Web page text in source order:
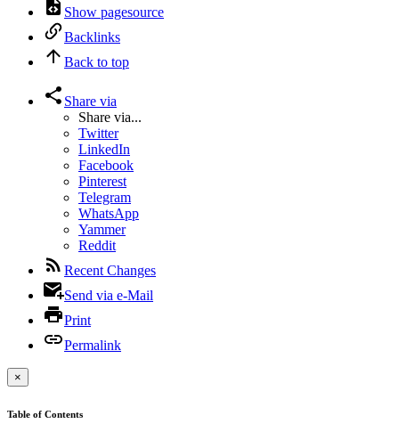
Show pagesource
Backlinks
Back to top
Share via
Share via...
Twitter
LinkedIn
Facebook
Pinterest
Telegram
WhatsApp
Yammer
Reddit
Recent Changes
Send via e-Mail
Print
Permalink
×
Table of Contents